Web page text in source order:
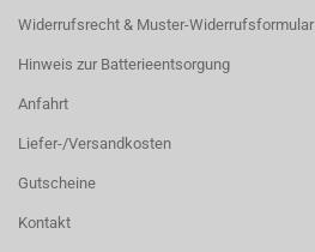
Widerrufsrecht & Muster-Widerrufsformular
Hinweis zur Batterieentsorgung
Anfahrt
Liefer-/Versandkosten
Gutscheine
Kontakt